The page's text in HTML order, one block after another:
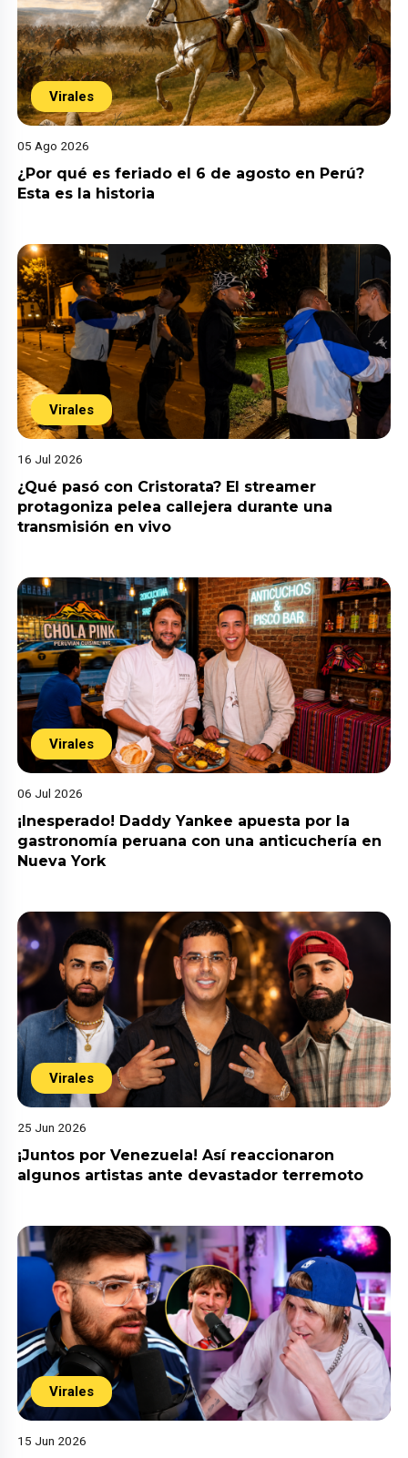
Virales
05 Ago 2026
¿Por qué es feriado el 6 de agosto en Perú?
Esta es la historia
Virales
16 Jul 2026
¿Qué pasó con Cristorata? El streamer
protagoniza pelea callejera durante una
transmisión en vivo
Virales
06 Jul 2026
¡Inesperado! Daddy Yankee apuesta por la
gastronomía peruana con una anticuchería en
Nueva York
Virales
25 Jun 2026
¡Juntos por Venezuela! Así reaccionaron
algunos artistas ante devastador terremoto
Virales
15 Jun 2026